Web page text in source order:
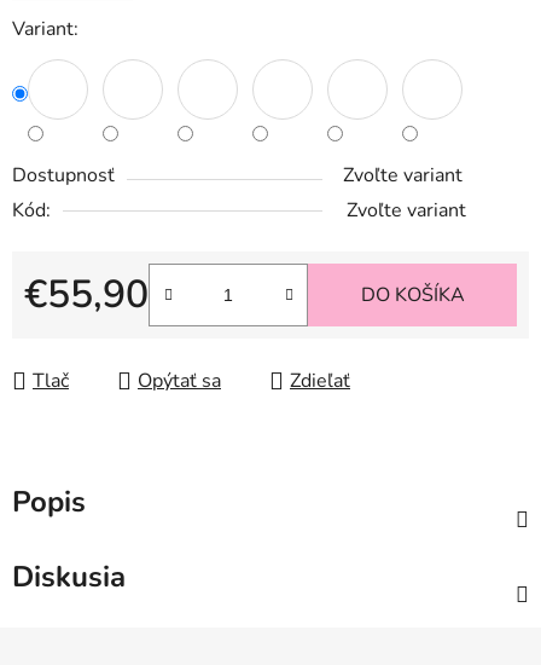
Variant:
Dostupnosť
Zvoľte variant
Kód:
Zvoľte variant
€55,90
Jednotková cena:
DO KOŠÍKA
Tlač Opýtať sa Zdieľať
Popis
Diskusia